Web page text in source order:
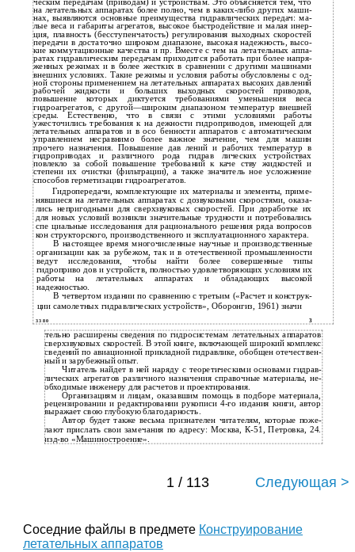
ческим передачам (приводам) и устройствам. Это объясняется тем, что
на летательных аппаратах более полно, чем в каких-либо других маши­
нах, выявляются основные преимущества гидравлических передач: ма­
лые веса и габариты агрегатов, высокое быстродействие и малая инер­
ция, плавность (бесступенчатость) регулирования выходных скоростей
передачи в достаточно широком диапазоне, высокая надежность, высо­
кие коммутационные качества и пр. Вместе с тем на летательных аппа­
ратах гидравлическим передачам приходится работать при более напря­
женных режимах и в более жестких в сравнении с другими машинами
внешних условиях. Такие режимы и условия работы обусловлены с од­
ной стороны применением на летательных аппаратах высоких давлений
рабочей жидкости и больших выходных скоростей приводов,
повышение которых диктуется требованиями уменьшения веса
гидроагрегатов, с другой—широким диапазоном температур внешней
среды. Естественно, что в связи с этими условиями работы
ужесточились требования к на­ дежности гидроприводов, имеющей для
летательных аппаратов и в осо­ бенности аппаратов с автоматическим
управлением несравнимо более важное значение, чем для машин
прочего назначения. Повышение дав­ лений и рабочих температур в
гидроприводах и различного рода гидрав­ лических устройствах
повлекло за собой повышение требований к каче­ ству жидкостей и
степени их очистки (фильтрации), а также значитель­ ное усложнение
способов герметизации гидроагрегатов.
Гидропередачи, комплектующие их материалы и элементы, приме­
нявшиеся на летательных аппаратах с дозвуковыми скоростями, оказа­
лись непригодными для сверхзвуковых скоростей. При доработке их
для новых условий возникли значительные трудности и потребовались
спе­ циальные исследования для рационального решения ряда вопросов
кон­ структорского, производственного и эксплуатационного характера.
В настоящее время многочисленные научные и производственные
организации как за рубежом, так и в отечественной промышленности
ведут исследования, чтобы найти более совершенные типы
гидроприво­ дов и устройств, полностью удовлетворяющих условиям их
работы на летательных аппаратах и обладающих высокой
надежностью.
В четвертом издании по сравнению с третьим («Расчет и конструк­
ции самолетных гидравлических устройств», Оборонгиз, 1961) значи­
3 3 8 0 3
тельно расширены сведения по гидросистемам летательных аппаратов
сверхзвуковых скоростей. В этой книге, включающей широкий комплекс
сведений по авиационной прикладной гидравлике, обобщен отечествен­
ный и зарубежный опыт.
Читатель найдет в ней наряду с теоретическими основами гидрав­
лических агрегатов различного назначения справочные материалы, не­
обходимые инженеру для расчетов и проектирования.
Организациям и лицам, оказавшим помощь в подборе материала,
рецензировании и редактировании рукописи 4-го издания книги, автор
выражает свою глубокую благодарность.
Автор будет также весьма признателен читателям, которые поже­
лают прислать свои замечания по адресу: Москва, К-51, Петровка, 24.
изд-во «Машиностроение».
1 / 113 Следующая >
Соседние файлы в предмете Конструирование
летательных аппаратов